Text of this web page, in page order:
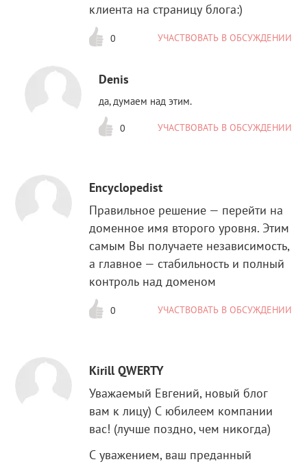
клиента на страницу блога:)
0 УЧАСТВОВАТЬ В ОБСУЖДЕНИИ
Denis
да, думаем над этим.
0 УЧАСТВОВАТЬ В ОБСУЖДЕНИИ
Encyclopedist
Правильное решение — перейти на
доменное имя второго уровня. Этим
самым Вы получаете независимость,
а главное — стабильность и полный
контроль над доменом
0 УЧАСТВОВАТЬ В ОБСУЖДЕНИИ
Kirill QWERTY
Уважаемый Евгений, новый блог
вам к лицу) С юбилеем компании
вас! (лучше поздно, чем никогда)
С уважением, ваш преданный